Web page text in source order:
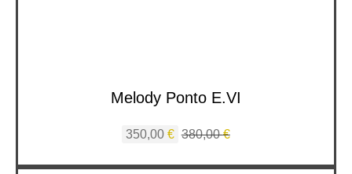
Melody Ponto E.VI
350,00 € 380,00€